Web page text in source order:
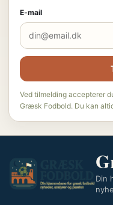
E-mail
Ved tilmelding accepterer
Græsk Fodbold. Du kan
Din